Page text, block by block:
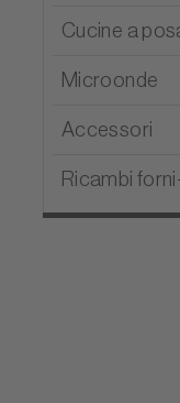
Cucine a
Microonde
Accessori
Ricambi